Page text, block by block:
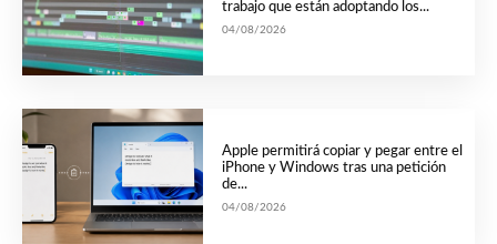
trabajo que están adoptando los...
04/08/2026
Apple permitirá copiar y pegar entre el
iPhone y Windows tras una petición
de...
04/08/2026